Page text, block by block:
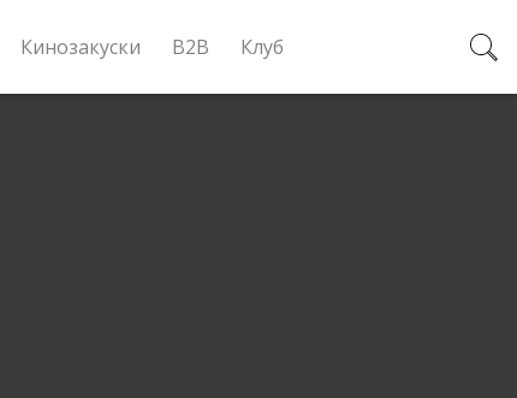
Кинозакуски B2B Клуб